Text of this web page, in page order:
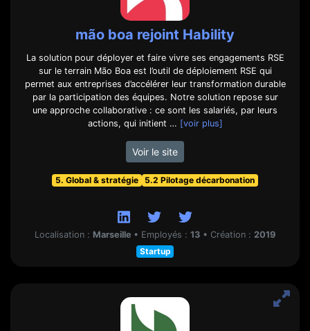
mão boa rejoint Hability
La solution pour déployer et faire vivre ses engagements RSE
sur le terrain Mão Boa est l’outil de déploiement RSE qui
permet aux entreprises d’accélérer leur transformation durable
par la participation des équipes. Notre solution repose sur
une approche collaborative : ce sont les salariés, par leurs
actions, qui initient … [voir plus]
Voir le site
5. Global & stratégie 5.2 Pilotage décarbonation
Localisation : Marseille • Employés : 13 • Création : 2019
Startup